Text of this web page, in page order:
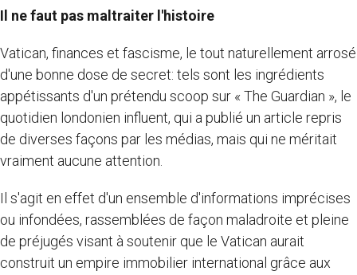
Il ne faut pas maltraiter l'histoire
Vatican, finances et fascisme, le tout naturellement arrosé
d'une bonne dose de secret: tels sont les ingrédients
appétissants d'un prétendu scoop sur « The Guardian », le
quotidien londonien influent, qui a publié un article repris
de diverses façons par les médias, mais qui ne méritait
vraiment aucune attention.
Il s'agit en effet d'un ensemble d'informations imprécises
ou infondées, rassemblées de façon maladroite et pleine
de préjugés visant à soutenir que le Vatican aurait
construit un empire immobilier international grâce aux